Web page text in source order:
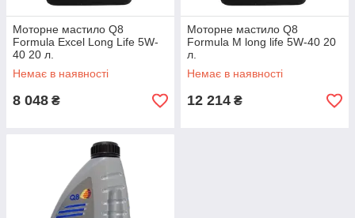
Моторне мастило Q8
Formula Excel Long Life 5W-
40 20 л.
Немає в наявності
8 048 ₴
Моторне мастило Q8
Formula M long life 5W-40 20
л.
Немає в наявності
12 214 ₴